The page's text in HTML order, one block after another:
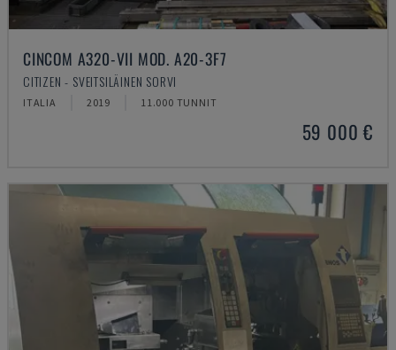
CINCOM A320-VII MOD. A20-3F7
CITIZEN - SVEITSILÄINEN SORVI
ITALIA 2019 11.000 TUNNIT
59 000 €